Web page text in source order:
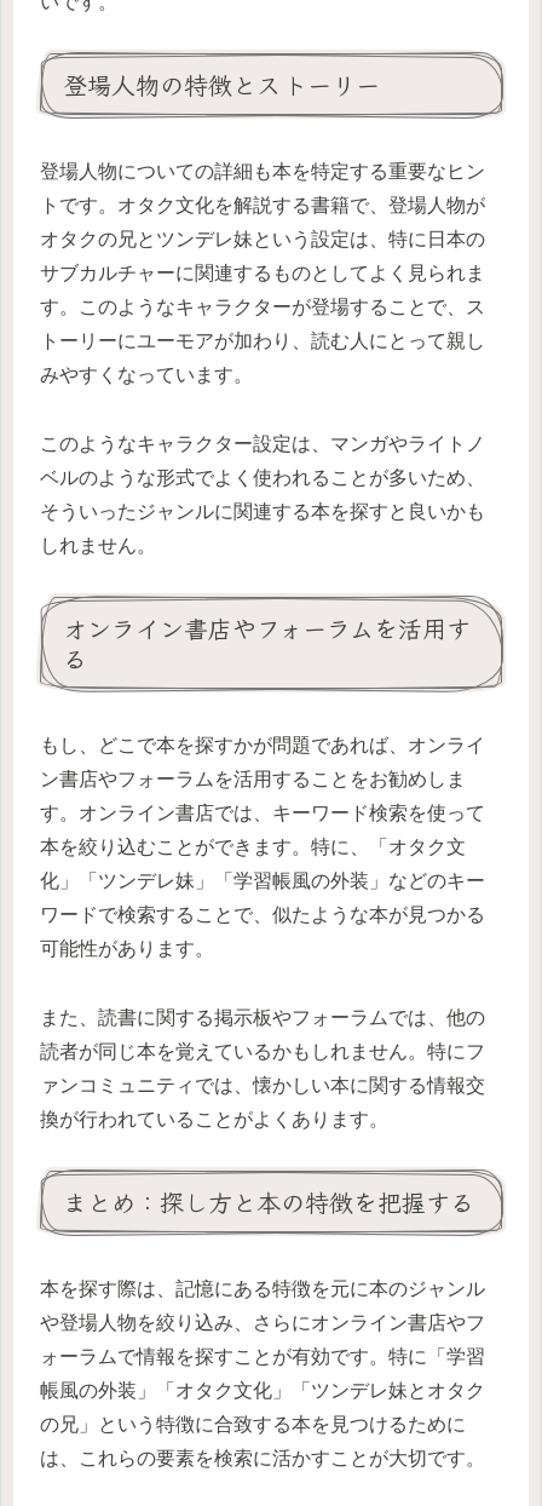
登場人物の特徴とストーリー
登場人物についての詳細も本を特定する重要なヒン
トです。オタク文化を解説する書籍で、登場人物が
オタクの兄とツンデレ妹という設定は、特に日本の
サブカルチャーに関連するものとしてよく見られま
す。このようなキャラクターが登場することで、ス
トーリーにユーモアが加わり、読む人にとって親し
みやすくなっています。
このようなキャラクター設定は、マンガやライトノ
ベルのような形式でよく使われることが多いため、
そういったジャンルに関連する本を探すと良いかも
しれません。
オンライン書店やフォーラムを活用す
る
もし、どこで本を探すかが問題であれば、オンライ
ン書店やフォーラムを活用することをお勧めしま
す。オンライン書店では、キーワード検索を使って
本を絞り込むことができます。特に、「オタク文
化」「ツンデレ妹」「学習帳風の外装」などのキー
ワードで検索することで、似たような本が見つかる
可能性があります。
また、読書に関する掲示板やフォーラムでは、他の
読者が同じ本を覚えているかもしれません。特にフ
ァンコミュニティでは、懐かしい本に関する情報交
換が行われていることがよくあります。
まとめ：探し方と本の特徴を把握する
本を探す際は、記憶にある特徴を元に本のジャンル
や登場人物を絞り込み、さらにオンライン書店やフ
ォーラムで情報を探すことが有効です。特に「学習
帳風の外装」「オタク文化」「ツンデレ妹とオタク
の兄」という特徴に合致する本を見つけるために
は、これらの要素を検索に活かすことが大切です。